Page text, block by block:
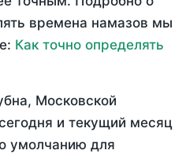
времена намазов мы
Как точно определять
Московской
и текущий месяц
умолчанию для